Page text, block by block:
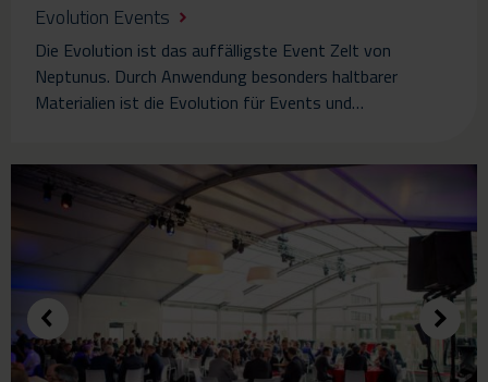
Evolution Events
Die Evolution ist das auffälligste Event Zelt von
Neptunus. Durch Anwendung besonders haltbarer
Materialien ist die Evolution für Events und…